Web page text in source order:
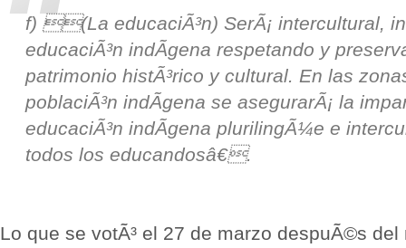
f) (La educaciÃ³n) SerÃ¡ intercultural,
educaciÃ³n indÃ­gena respetando y
patrimonio histÃ³rico y cultural. En las
poblaciÃ³n indÃ­gena se asegurarÃ¡ la
educaciÃ³n indÃ­gena plurilingÃ¼e e
todos los educandosâ€.
Lo que se votÃ³ el 27 de marzo despuÃ©s